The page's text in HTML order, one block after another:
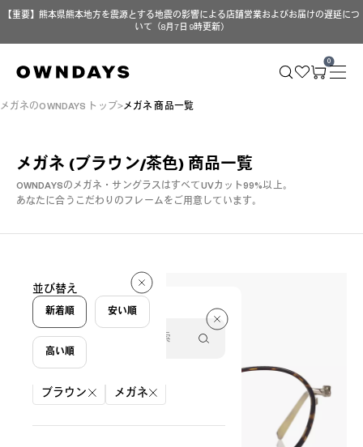
【重要】熊本県熊本地方を震源とする地震の影響による店舗営業およびお届けの遅延につ
いて（8月7日 9時更新）
0
メガネのOWNDAYS トップ メガネ 商品一覧
メガネ (ブラウン/茶色) 商品一覧
OWNDAYSのメガネ・サングラスはすべてUVカット99%以上。
あなたに合うこだわりのフレームをご用意しています。
144 件
絞り込み条件
ブラウン メガネ
並び替え
新着順 安い順
高い順